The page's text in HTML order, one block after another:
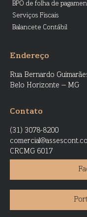
BPO de folha de
Serviços Fiscais
Balancete Contábil
Endereço
Rua Bernardo
Belo Horizonte – MG
Contato
(31) 3078-8200
CRCMG 6017